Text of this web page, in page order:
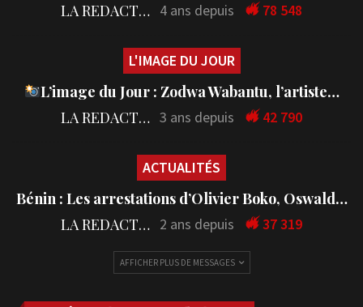
LA REDACTION 4 ans depuis 78 548
L'IMAGE DU JOUR
L’image du Jour : Zodwa Wabantu, l’artiste…
LA REDACTION 3 ans depuis 42 790
ACTUALITÉS
Bénin : Les arrestations d’Olivier Boko, Oswald…
LA REDACTION 2 ans depuis 37 319
AFFICHER PLUS DE MESSAGES